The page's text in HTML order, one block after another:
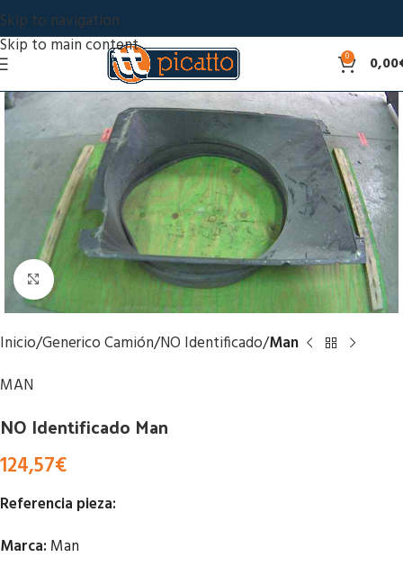
Skip to navigation
Skip to main content
0 0,00
Click to enlarge
Inicio Generico Camión NO Identificado Man
MAN
NO Identificado Man
124,57€
Referencia pieza:
Marca: Man